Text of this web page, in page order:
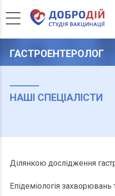
ГАСТРОЕНТЕРОЛОГ
НАШІ СПЕЦІАЛІСТИ
Ділянкою дослідження
Епідеміологія захворювань